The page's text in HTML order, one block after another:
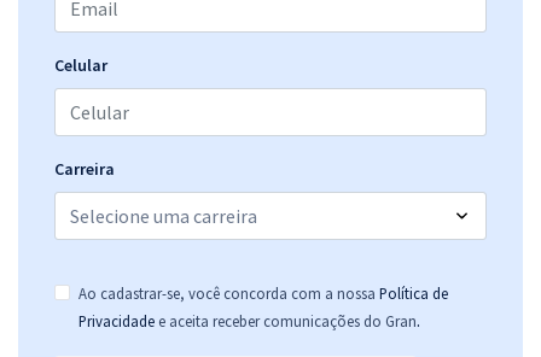
Celular
Carreira
Ao cadastrar-se, você concorda com a nossa Política de
Privacidade e aceita receber comunicações do Gran.